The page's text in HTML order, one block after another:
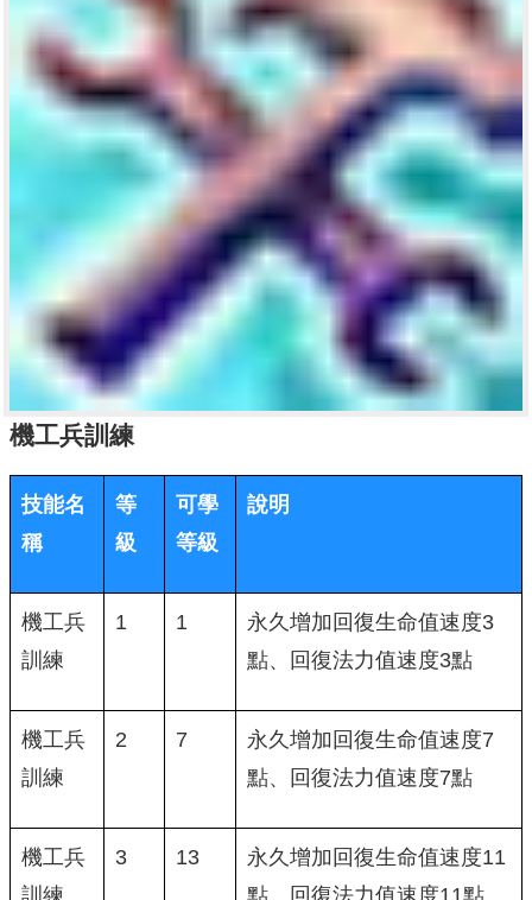
機工兵訓練
技能名
稱
等
級
可學
等級
說明
機工兵
訓練
1 1
永久增加回復生命值速度3
點、回復法力值速度3點
機工兵
訓練
2 7
永久增加回復生命值速度7
點、回復法力值速度7點
機工兵
訓練
3 13
永久增加回復生命值速度11
點、回復法力值速度11點